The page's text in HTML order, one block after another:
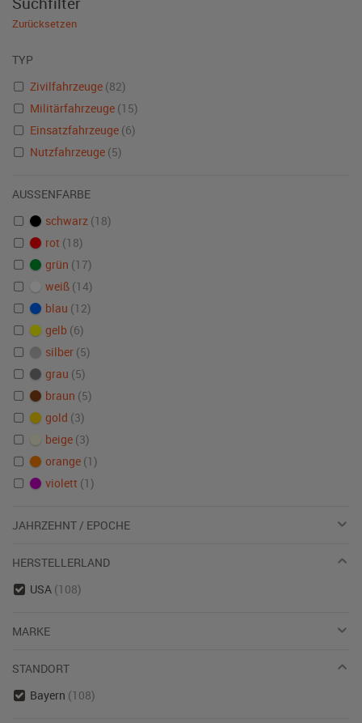
Zurücksetzen
TYP
Zivilfahrzeuge (82)
Militärfahrzeuge (15)
Einsatzfahrzeuge (6)
Nutzfahrzeuge (5)
AUSSENFARBE
schwarz (18)
rot (18)
grün (17)
weiß (14)
blau (12)
gelb (6)
silber (5)
grau (5)
braun (5)
gold (3)
beige (3)
orange (1)
violett (1)
JAHRZEHNT / EPOCHE
HERSTELLERLAND
USA (108)
MARKE
STANDORT
Bayern (108)